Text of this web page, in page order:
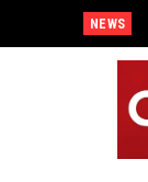
NEWS